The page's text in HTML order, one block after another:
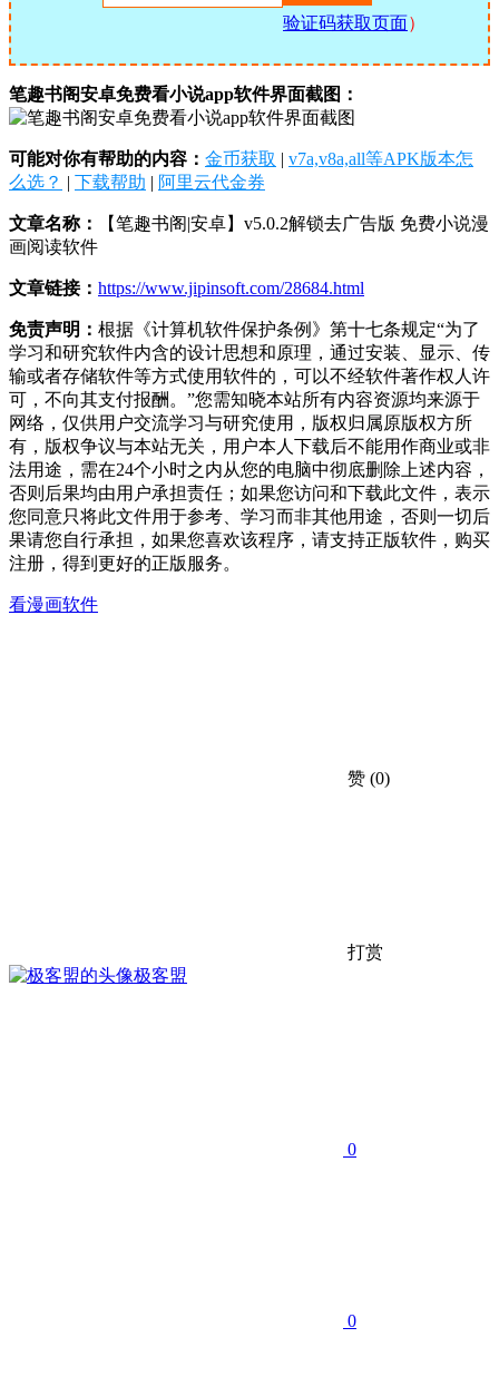
验证码获取页面）
笔趣书阁安卓免费看小说app软件界面截图：
可能对你有帮助的内容： 金币获取 | v7a,v8a,all等APK版本怎
么选？ | 下载帮助 | 阿里云代金券
文章名称：
【笔趣书阁|安卓】v5.0.2解锁去广告版 免费小说漫
画阅读软件
文章链接： https://www.jipinsoft.com/28684.html
免责声明： 根据《计算机软件保护条例》第十七条规定“为了
学习和研究软件内含的设计思想和原理，通过安装、显示、传
输或者存储软件等方式使用软件的，可以不经软件著作权人许
可，不向其支付报酬。”您需知晓本站所有内容资源均来源于
网络，仅供用户交流学习与研究使用，版权归属原版权方所
有，版权争议与本站无关，用户本人下载后不能用作商业或非
法用途，需在24个小时之内从您的电脑中彻底删除上述内容，
否则后果均由用户承担责任；如果您访问和下载此文件，表示
您同意只将此文件用于参考、学习而非其他用途，否则一切后
果请您自行承担，如果您喜欢该程序，请支持正版软件，购买
注册，得到更好的正版服务。
看漫画软件
赞 (0)
打赏
极客盟
0
0